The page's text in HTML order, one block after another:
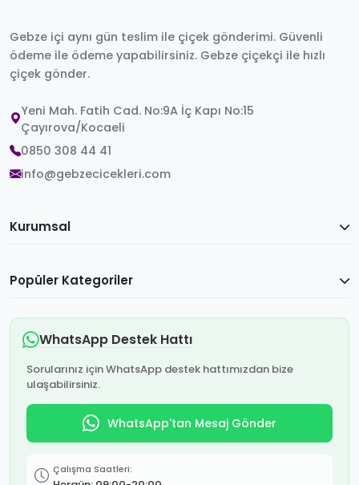
Gebze içi aynı gün teslim ile çiçek gönderimi. Güvenli
ödeme ile ödeme yapabilirsiniz. Gebze çiçekçi ile hızlı
çiçek gönder.
Yeni Mah. Fatih Cad. No:9A İç Kapı No:15
Çayırova/Kocaeli
0850 308 44 41
info@gebzecicekleri.com
Kurumsal
Popüler Kategoriler
WhatsApp Destek Hattı
Sorularınız için WhatsApp destek hattımızdan bize
ulaşabilirsiniz.
WhatsApp'tan Mesaj Gönder
Çalışma Saatleri: